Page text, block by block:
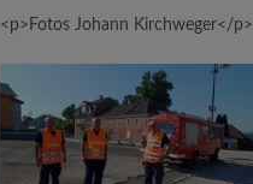
<p>Fotos Johann Kirchweger</p>